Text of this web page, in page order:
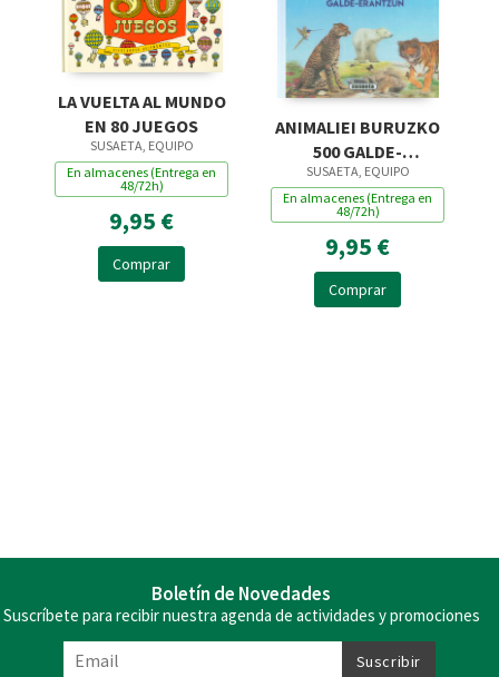
LA VUELTA AL MUNDO
EN 80 JUEGOS
SUSAETA, EQUIPO
En almacenes (Entrega en
48/72h)
9,95 €
Comprar
ANIMALIEI BURUZKO
500 GALDE-
ERANTZUN
SUSAETA, EQUIPO
En almacenes (Entrega en
48/72h)
9,95 €
Comprar
Boletín de Novedades
Suscríbete para recibir nuestra agenda de actividades y promociones